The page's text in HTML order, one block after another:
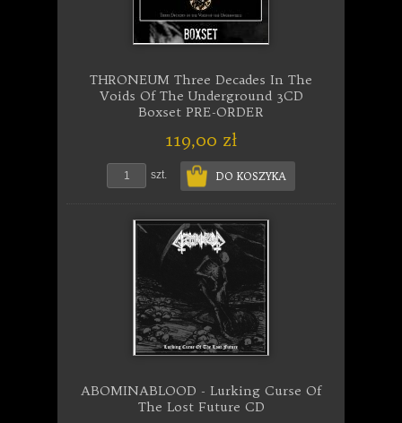
THRONEUM Three Decades In The
Voids Of The Underground 3CD
Boxset PRE-ORDER
119,00 zł
szt. DO KOSZYKA
ABOMINABLOOD - Lurking Curse Of
The Lost Future CD